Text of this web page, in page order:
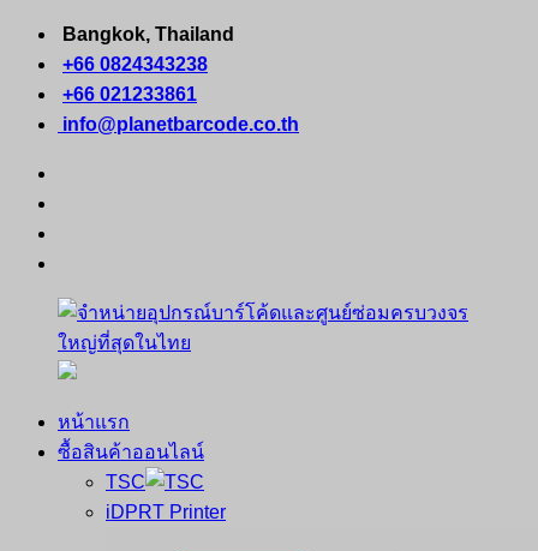
Skip
content
Bangkok, Thailand
+66 0824343238
+66 021233861
info@planetbarcode.co.th
จำหน่าย
คอมพิวเตอร์
หน้าแรก
ซื้อสินค้าออนไลน์
TSC
iDPRT Printer